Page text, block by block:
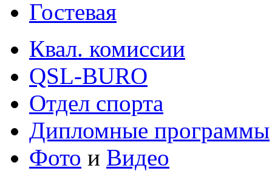
Гостевая
Квал. комиссии
QSL-BURO
Отдел спорта
Дипломные программы
Фото и Видео